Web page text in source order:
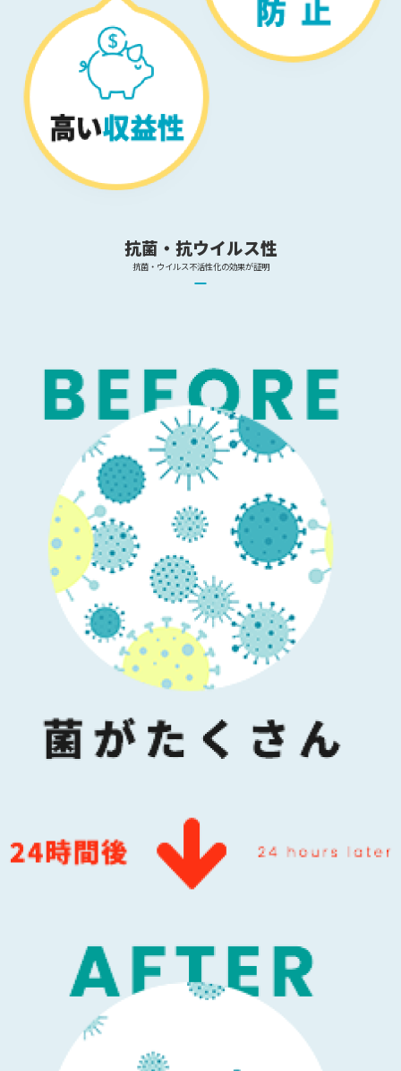
抗菌・抗ウイルス性
抗菌・ウイルス不活性化の効果が証明